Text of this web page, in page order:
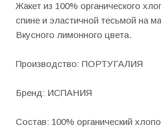
Жакет из 100% органического
спине и эластичной тесьмой на
Вкусного лимонного цвета.
Производство: ПОРТУГАЛИЯ
Бренд: ИСПАНИЯ
Состав: 100% органический